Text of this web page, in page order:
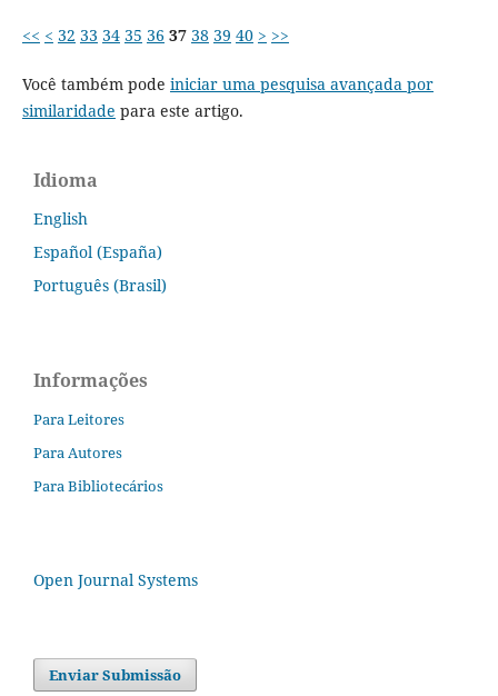
<< < 32 33 34 35 36 37 38 39 40 > >>
Você também pode iniciar uma pesquisa avançada por
similaridade para este artigo.
Idioma
English
Español (España)
Português (Brasil)
Informações
Para Leitores
Para Autores
Para Bibliotecários
Open Journal Systems
Enviar Submissão